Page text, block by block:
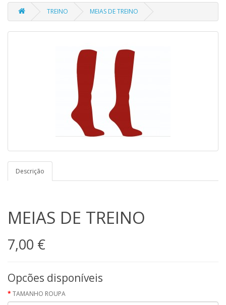
TREINO MEIAS DE TREINO
Descrição
MEIAS DE TREINO
7,00 €
Opcões disponíveis
TAMANHO ROUPA